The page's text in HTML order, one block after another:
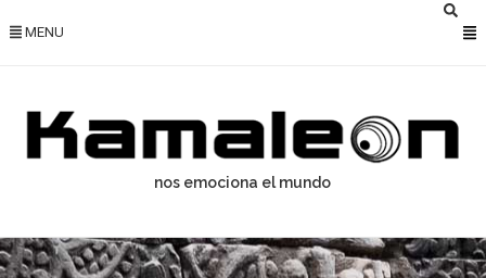
MENU
nos emociona el mundo